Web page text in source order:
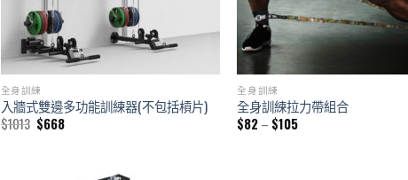
全身訓練
入牆式雙邊多功能訓練器(不包括槓片)
$1013 Original
price
$668Current
全身訓練
全身訓練拉力帶組合
$82– $105Price